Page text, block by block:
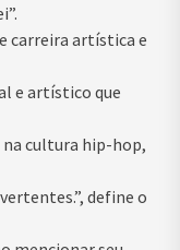
carreira artística e
e artístico que
na cultura hip-hop,
define o